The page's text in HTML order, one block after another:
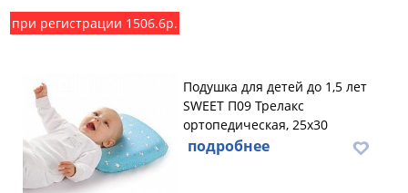
при регистрации 1506.6р.
Подушка для детей до 1,5 лет
SWEET П09 Трелакс
ортопедическая, 25х30
подробнее